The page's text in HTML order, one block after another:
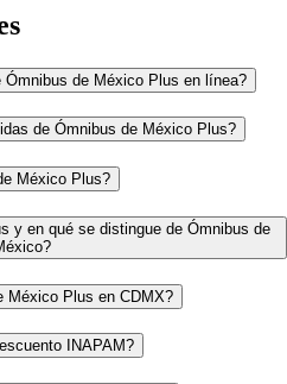
Ómnibus de México Plus en línea?
de Ómnibus de México Plus?
México Plus?
y en qué se distingue de Ómnibus de
México Plus en CDMX?
INAPAM?